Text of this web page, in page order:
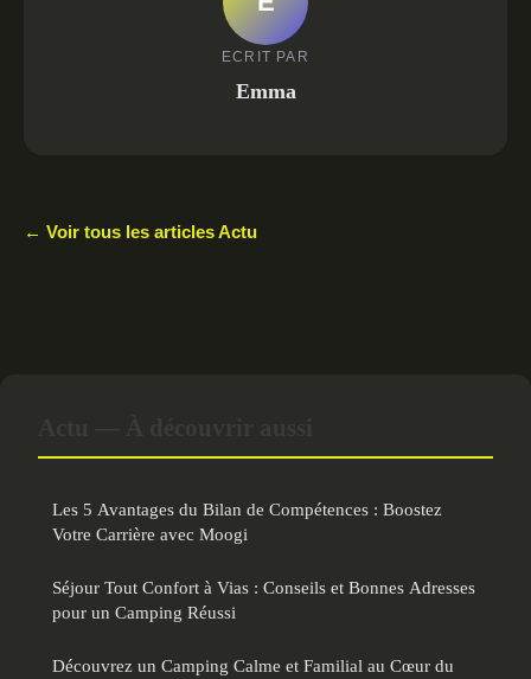
ECRIT PAR
Emma
← Voir tous les articles Actu
Les 5 Avantages du Bilan de Compétences : Boostez
Votre Carrière avec Moogi
Séjour Tout Confort à Vias : Conseils et Bonnes Adresses
pour un Camping Réussi
Découvrez un Camping Calme et Familial au Cœur du